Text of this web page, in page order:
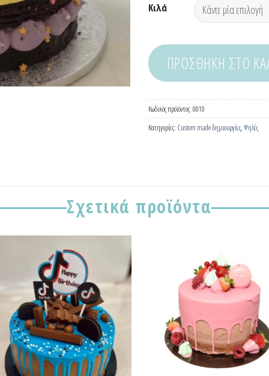
Κιλά
ΠΡΟΣΘΉΚΗ ΣΤΟ
Κωδικός προϊόντος:0010
Κατηγορίες: Custom made δημιουργίες, Ψηλές
Σχετικά προϊόντα
στα
Αγαπημένα!